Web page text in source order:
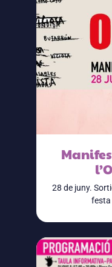
28 de juny.
festa